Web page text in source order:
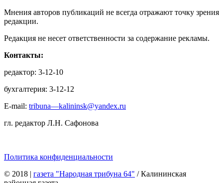
Мнения авторов публикаций не всегда отражают точку зрения
редакции.
Редакция не несет ответственности за содержание рекламы.
Контакты:
редактор: 3-12-10
бухгалтерия: 3-12-12
E-mail: tribuna—kalininsk@yandex.ru
гл. редактор Л.Н. Сафонова
Политика конфиденциальности
© 2018 | газета "Народная трибуна 64" / Калининская